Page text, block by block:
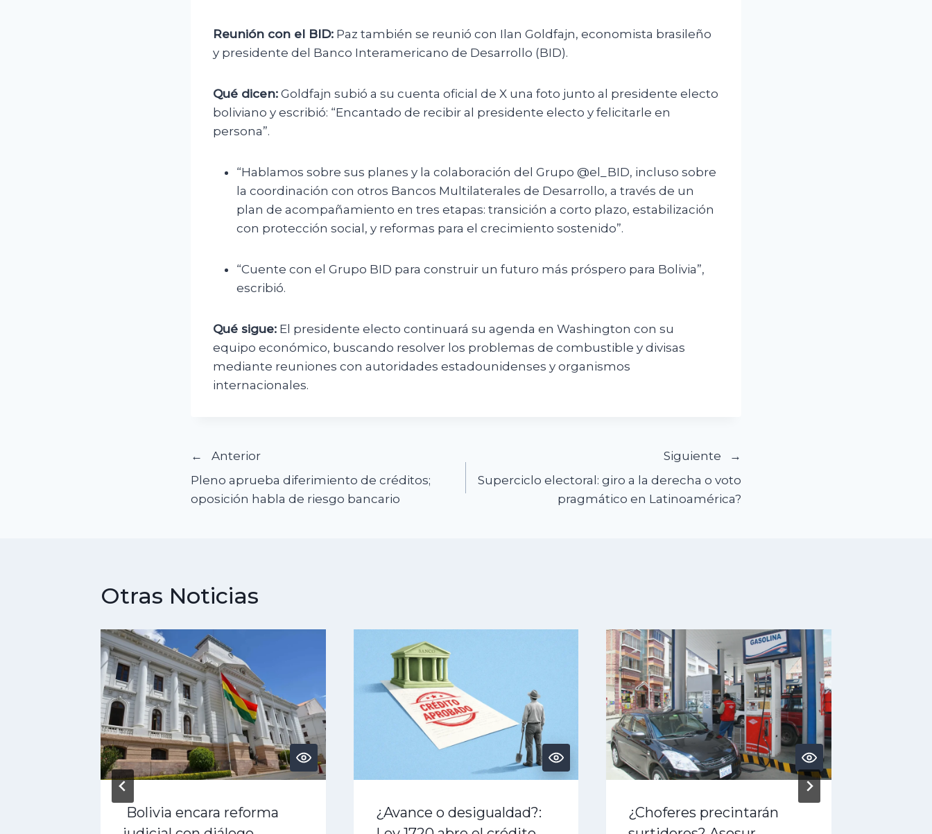
Reunión con el BID: Paz también se reunió con Ilan Goldfajn, economista brasileño
y presidente del Banco Interamericano de Desarrollo (BID).
Qué dicen: Goldfajn subió a su cuenta oficial de X una foto junto al presidente electo
boliviano y escribió: “Encantado de recibir al presidente electo y felicitarle en
persona”.
“Hablamos sobre sus planes y la colaboración del Grupo @el_BID, incluso sobre
la coordinación con otros Bancos Multilaterales de Desarrollo, a través de un
plan de acompañamiento en tres etapas: transición a corto plazo, estabilización
con protección social, y reformas para el crecimiento sostenido”.
“Cuente con el Grupo BID para construir un futuro más próspero para Bolivia”,
escribió.
Qué sigue: El presidente electo continuará su agenda en Washington con su
equipo económico, buscando resolver los problemas de combustible y divisas
mediante reuniones con autoridades estadounidenses y organismos
internacionales.
Navegación
de
Anterior
Pleno aprueba diferimiento de créditos;
oposición habla de riesgo bancario
Siguiente
Superciclo electoral: giro a la derecha o voto
pragmático en Latinoamérica?
Otras Noticias
Bolivia encara reforma
¿Avance o desigualdad?:
¿Choferes precintarán